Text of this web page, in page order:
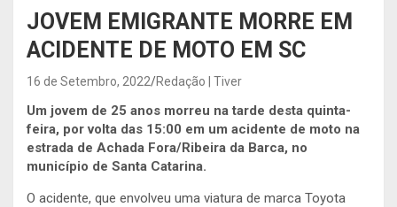
JOVEM EMIGRANTE MORRE EM
ACIDENTE DE MOTO EM SC
16 de Setembro, 2022 Redação | Tiver
Um jovem de 25 anos morreu na tarde desta quinta-
feira, por volta das 15:00 em um acidente de moto na
estrada de Achada Fora/Ribeira da Barca, no
município de Santa Catarina.
O acidente, que envolveu uma viatura de marca Toyota